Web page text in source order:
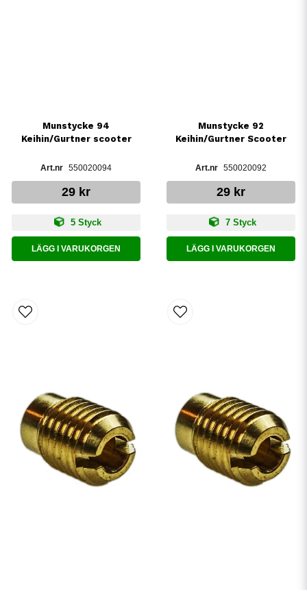
Munstycke 94
Keihin/Gurtner scooter
550020094
29 kr
5 Styck
LÄGG I VARUKORGEN
Munstycke 92
Keihin/Gurtner Scooter
550020092
29 kr
7 Styck
LÄGG I VARUKORGEN